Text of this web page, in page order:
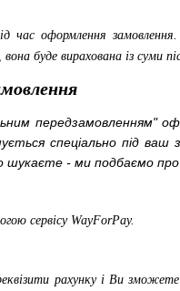
час оформлення
буде вирахована із суми
передзамовленням"
спеціально під
- ми подбаємо про
сервісу WayForPay.
рахунку і Ви зможете